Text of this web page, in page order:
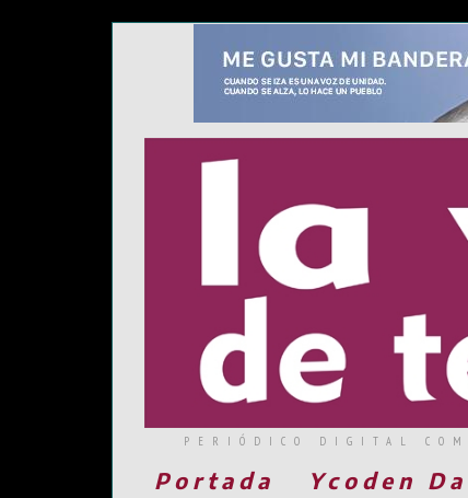
PERIÓDICO DIGITAL
Portada Ycoden